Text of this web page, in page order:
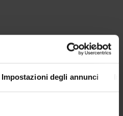
Impostazioni degli annunci